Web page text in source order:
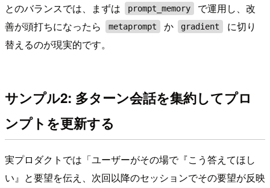
とのバランスでは、まずは prompt_memory
で運用し、改
善が頭打ちになったら
metaprompt か gradient
に切り
替えるのが現実的です。
サンプル2: 多ターン会話を集約してプロ
ンプトを更新する
実プロダクトでは「ユーザーがその場で『こう答えてほし
い』と要望を伝え、次回以降のセッションでその要望が反映